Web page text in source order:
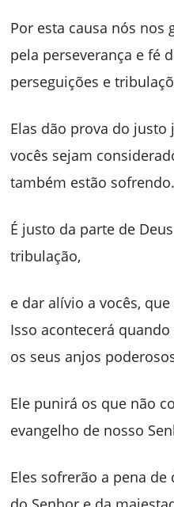
Por esta causa nós nos
pela perseverança e fé
perseguições e
Elas dão prova do
vocês sejam
também estão sofrendo.
É justo da parte de
tribulação,
e dar alívio a vocês,
Isso acontecerá
os seus anjos
Ele punirá os que não
evangelho de nosso
Eles sofrerão a pena